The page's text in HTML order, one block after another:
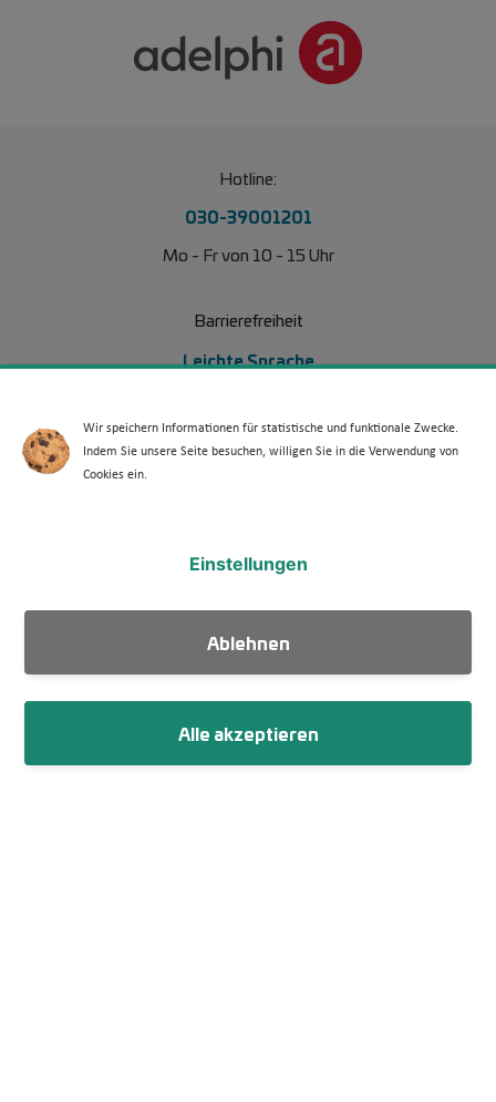
Hotline:
030-39001201
Mo - Fr von 10 - 15 Uhr
Barrierefreiheit
Leichte Sprache
Barriere melden
Über uns
Newsletter abonnieren
Wir speichern Informationen für statistische und funktionale Zwecke.
Indem Sie unsere Seite besuchen, willigen Sie in die Verwendung von
Cookies ein.
Ablehnen
Einstellungen
Alle akzeptieren